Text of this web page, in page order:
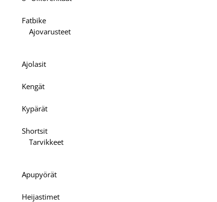
Fatbike
Ajovarusteet
Ajolasit
Kengät
Kypärät
Shortsit
Tarvikkeet
Apupyörät
Heijastimet